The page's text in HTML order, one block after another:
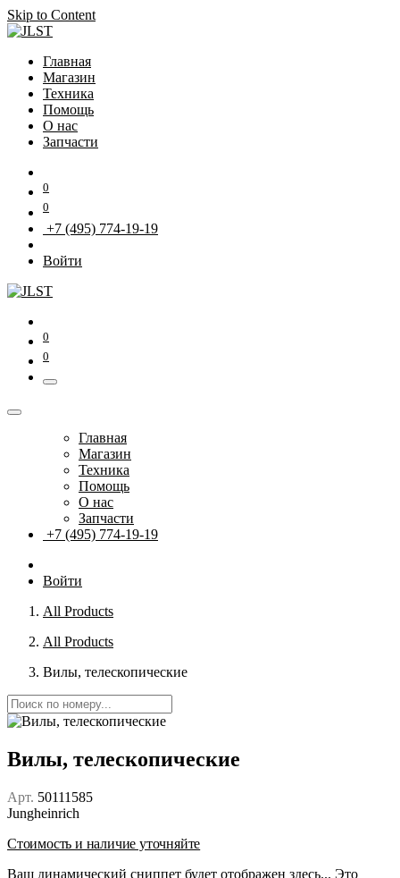
Skip to Content
Главная
Магазин
Техника
Помощь
О нас
Запчасти
0
0
+7 (495) 774-19-19
Войти
0
0
Главная
Магазин
Техника
Помощь
О нас
Запчасти
+7 (495) 774-19-19
Войти
All Products
All Products
Вилы, телескопические
Вилы, телескопические
Арт. 50111585
Jungheinrich
Стоимость и наличие уточняйте
Ваш динамический сниппет будет отображен здесь... Это